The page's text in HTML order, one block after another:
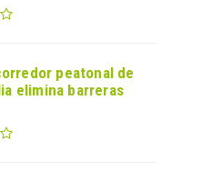
peatonal de
elimina barreras